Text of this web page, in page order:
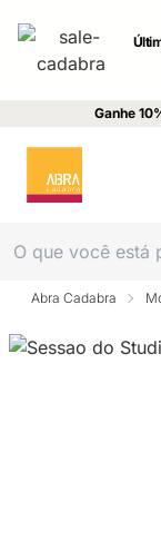
Ganhe
Abra Cadabra